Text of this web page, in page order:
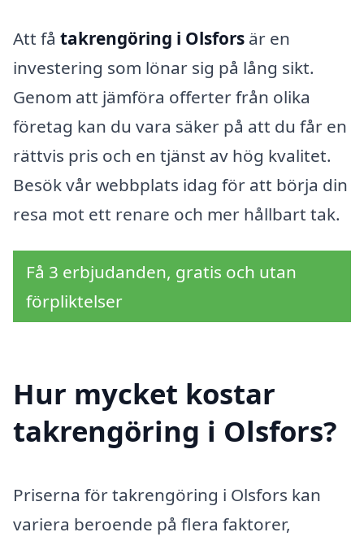
Att få takrengöring i Olsfors är en
investering som lönar sig på lång sikt.
Genom att jämföra offerter från olika
företag kan du vara säker på att du får en
rättvis pris och en tjänst av hög kvalitet.
Besök vår webbplats idag för att börja din
resa mot ett renare och mer hållbart tak.
Få 3 erbjudanden, gratis och utan
förpliktelser
Hur mycket kostar
takrengöring i Olsfors?
Priserna för takrengöring i Olsfors kan
variera beroende på flera faktorer,